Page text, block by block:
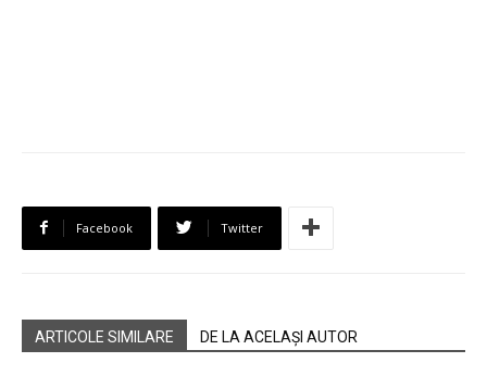
Facebook Twitter
ARTICOLE SIMILARE DE LA ACELAȘI AUTOR